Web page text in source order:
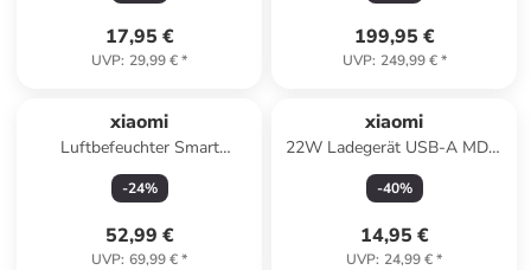
17,95 €
UVP: 29,99 €*
199,95 €
UVP: 249,99 €*
xiaomi
Luftbefeuchter Smart
Humidifier 2 EU in weiß
-24%
52,99 €
UVP: 69,99 €*
xiaomi
22W Ladegerät USB-A MDY-
11-EP
-40%
14,95 €
UVP: 24,99 €*